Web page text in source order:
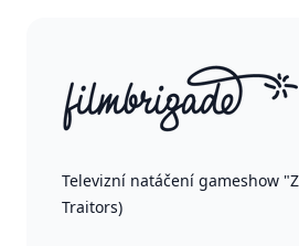
Televizní natáčení gameshow
Traitors)